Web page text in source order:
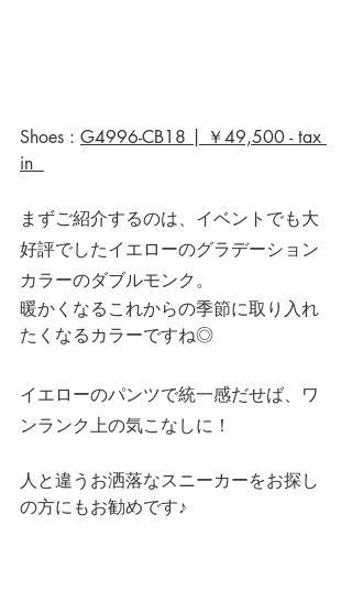
Shoes : G4996-CB18 | ￥49,500 - tax
in
まずご紹介するのは、イベントでも大
好評でしたイエローのグラデーション
カラーのダブルモンク。
暖かくなるこれからの季節に取り入れ
たくなるカラーですね◎
イエローのパンツで統一感だせば、ワ
ンランク上の気こなしに！
人と違うお洒落なスニーカーをお探し
の方にもお勧めです♪